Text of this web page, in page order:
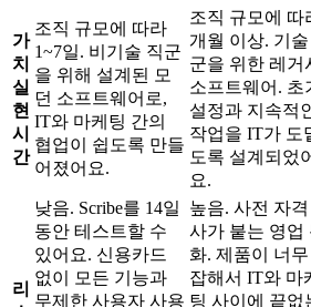
가
치
실
현
시
간
조직 규모에 따라
1~7일. 비기술 직군
을 위해 설계된 모
던 소프트웨어로,
IT와 마케팅 간의
협업이 쉽도록 만들
어졌어요.
조직 규모에 따
개월 이상. 기술
군을 위한 레거
소프트웨어. 초
설정과 지속적
작업을 IT가 도
도록 설계되었
요.
리
낮음. Scribe를 14일
동안 테스트할 수
있어요. 신용카드
없이 모든 기능과
무제한 사용자 사용
높음. 사전 자격
사가 붙는 영업
화. 제품이 너
잡해서 IT와 마
팅 사이에 끝없